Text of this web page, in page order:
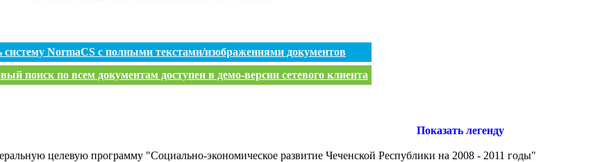
систему NormaCS с полными текстами/изображениями документов
поиск по всем документам доступен в демо-версии сетевого клиента
Показать легенду
целевую программу "Социально-экономическое развитие Чеченской Республики на 2008 - 2011 годы"